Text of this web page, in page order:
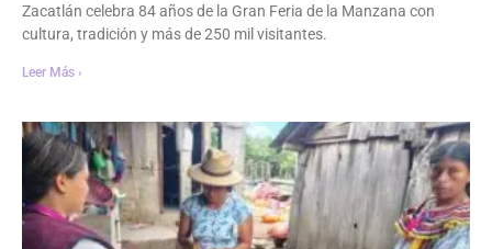
Zacatlán celebra 84 años de la Gran Feria de la Manzana con
cultura, tradición y más de 250 mil visitantes.
Leer Más ›